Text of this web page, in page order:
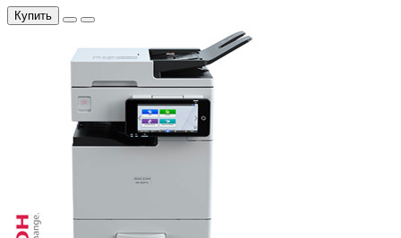
Купить